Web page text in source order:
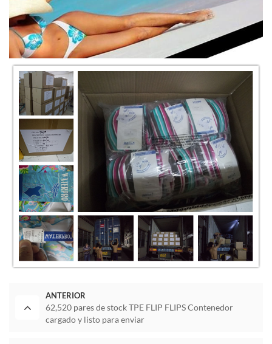
ANTERIOR
62,520 pares de stock TPE FLIP FLIPS Contenedor
cargado y listo para enviar